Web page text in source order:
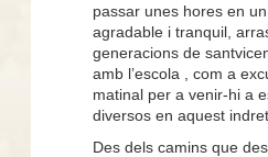
passar unes hores en
agradable i tranquil,
generacions de
amb l’escola , com a
matinal per a venir-hi a
diversos en aquest indret.
Des dels camins que